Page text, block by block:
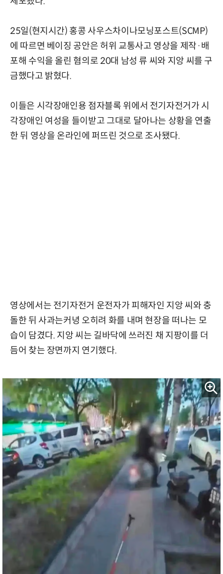
25일(현지시간) 홍콩 사우스차이나모닝포스트(SCMP)
에 따르면 베이징 공안은 허위 교통사고 영상을 제작·배
포해 수익을 올린 혐의로 20대 남성 류 씨와 지앙 씨를 구
금했다고 밝혔다.
이들은 시각장애인용 점자블록 위에서 전기자전거가 시
각장애인 여성을 들이받고 그대로 달아나는 상황을 연출
한 뒤 영상을 온라인에 퍼뜨린 것으로 조사됐다.
영상에서는 전기자전거 운전자가 피해자인 지앙 씨와 충
돌한 뒤 사과는커녕 오히려 화를 내며 현장을 떠나는 모
습이 담겼다. 지앙 씨는 길바닥에 쓰러진 채 지팡이를 더
듬어 찾는 장면까지 연기했다.